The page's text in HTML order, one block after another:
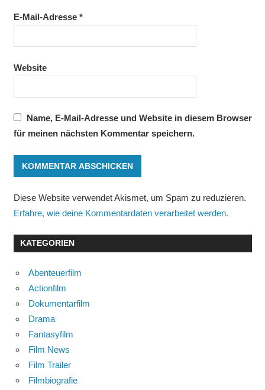
E-Mail-Adresse *
Website
Name, E-Mail-Adresse und Website in diesem Browser
für meinen nächsten Kommentar speichern.
Diese Website verwendet Akismet, um Spam zu reduzieren.
Erfahre, wie deine Kommentardaten verarbeitet werden.
KATEGORIEN
Abenteuerfilm
Actionfilm
Dokumentarfilm
Drama
Fantasyfilm
Film News
Film Trailer
Filmbiografie